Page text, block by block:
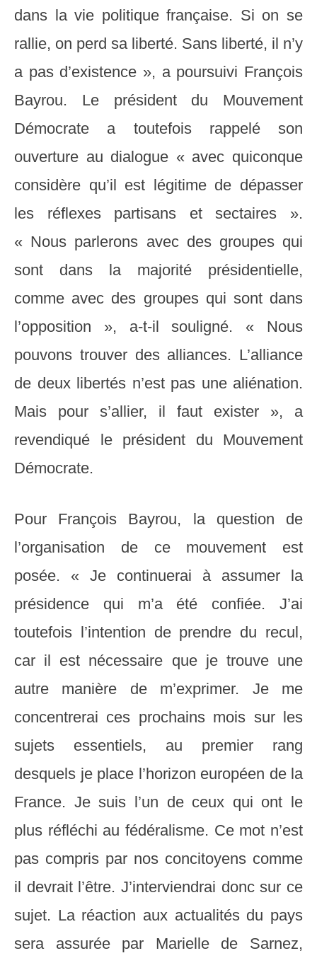
dans la vie politique française. Si on se
rallie, on perd sa liberté. Sans liberté, il n’y
a pas d’existence », a poursuivi François
Bayrou. Le président du Mouvement
Démocrate a toutefois rappelé son
ouverture au dialogue « avec quiconque
considère qu’il est légitime de dépasser
les réflexes partisans et sectaires ».
« Nous parlerons avec des groupes qui
sont dans la majorité présidentielle,
comme avec des groupes qui sont dans
l’opposition », a-t-il souligné. « Nous
pouvons trouver des alliances. L’alliance
de deux libertés n’est pas une aliénation.
Mais pour s’allier, il faut exister », a
revendiqué le président du Mouvement
Démocrate.
Pour François Bayrou, la question de
l’organisation de ce mouvement est
posée. « Je continuerai à assumer la
présidence qui m’a été confiée. J’ai
toutefois l’intention de prendre du recul,
car il est nécessaire que je trouve une
autre manière de m’exprimer. Je me
concentrerai ces prochains mois sur les
sujets essentiels, au premier rang
desquels je place l’horizon européen de la
France. Je suis l’un de ceux qui ont le
plus réfléchi au fédéralisme. Ce mot n’est
pas compris par nos concitoyens comme
il devrait l’être. J’interviendrai donc sur ce
sujet. La réaction aux actualités du pays
sera assurée par Marielle de Sarnez,